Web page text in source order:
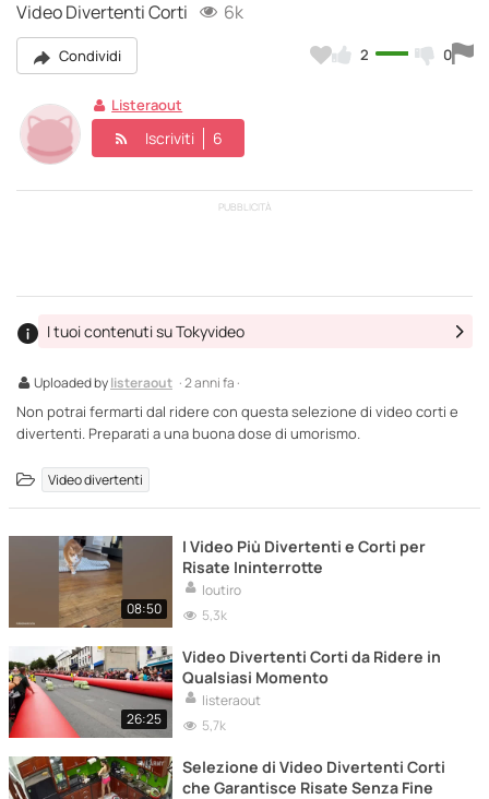
Video Divertenti Corti
6k
Condividi 2 0
Listeraout
Iscriviti 6
PUBBLICITÀ
Uploaded bylisteraout · 2 anni fa ·
I tuoi contenuti su Tokyvideo
Non potrai fermarti dal ridere con questa selezione di video corti e
divertenti. Preparati a una buona dose di umorismo.
Video divertenti
08:50
I Video Più Divertenti e Corti per
Risate Ininterrotte
loutiro
5,3k
26:25
Video Divertenti Corti da Ridere in
Qualsiasi Momento
listeraout
5,7k
Selezione di Video Divertenti Corti
che Garantisce Risate Senza Fine